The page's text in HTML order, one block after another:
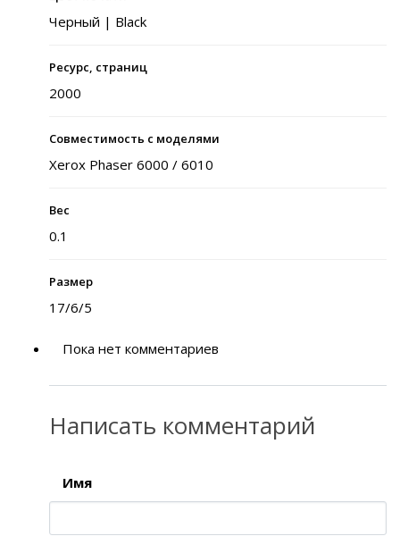
Черный | Black
Ресурс, страниц
2000
Совместимость с моделями
Xerox Phaser 6000 / 6010
Вес
0.1
Размер
17/6/5
Пока нет комментариев
Написать комментарий
Имя